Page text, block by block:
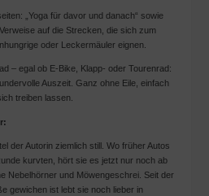
„Yoga für davor und danach“ sowie
auf die Strecken, die sich zum
oder Leckermäuler eignen.
– egal ob E-Bike, Klapp- oder Tourenrad:
Auszeit. Ganz ohne Eile, einfach
treiben lassen.
der Autorin ziemlich still. Wo früher Autos
kurvten, hört sie es jetzt nur noch ab
Nebelhörner und Möwengeschrei. Seit der
gewichen ist lebt sie noch lieber in